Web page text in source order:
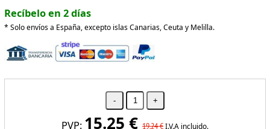
Recíbelo en 2 días
* Solo envíos a España, excepto islas Canarias, Ceuta y Melilla.
PVP: 15.25 € 19.24€I.V.A incluido.